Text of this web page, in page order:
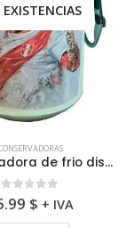
EXISTENCIAS
Conservadora de frio diseño de la Selección de Perú
0fuera de 5
$ + IVA